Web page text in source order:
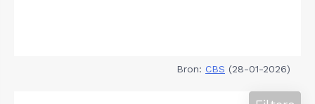
Bron: CBS (28-01-2026)